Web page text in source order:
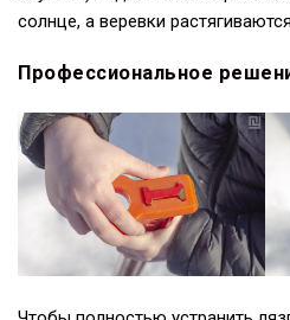
солнце, а веревки
Профессиональное